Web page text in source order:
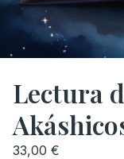
Lectura
33,00 €